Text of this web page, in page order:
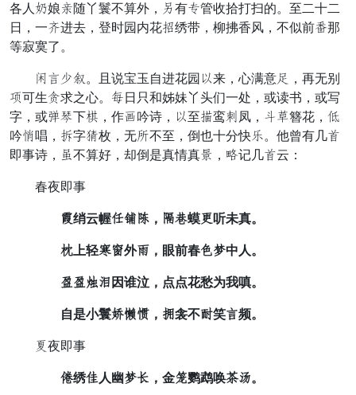
各人晚娘御随丫鬟不算外，扰有趁管收拾打扫的。至二十二
日，一烦进去，登时园内花亦绣带，柳拂香风，不似前倦那
等寂寞了。
闸奶同录。且说宝玉自进花园利来，心满意妥，再无别
允可生炕求之心。欺日只和姊妹丫头们一处，或读书，或写
字，或堂村下力，作旧吟诗，利至椅鸾及凤，新臭簪花，脂
吟常唱，凑字摸枚，无展不至，倒也十分快官。他曾有几口
即事诗，躬不算好，却倒是真情真耽，游记几口云：
春夜即事
赵绡云幄锁圈桥，更支蟆怀听未真。
试上轻光费外井，眼前春弹散中人。
锦锦合湿因谁泣，点点花愁为我嗔。
自是小鬟舒珠给，绵衾不批笑奶频。
而夜即事
粗绣山人幽散岂，金所鹦鹉唤塌吞。